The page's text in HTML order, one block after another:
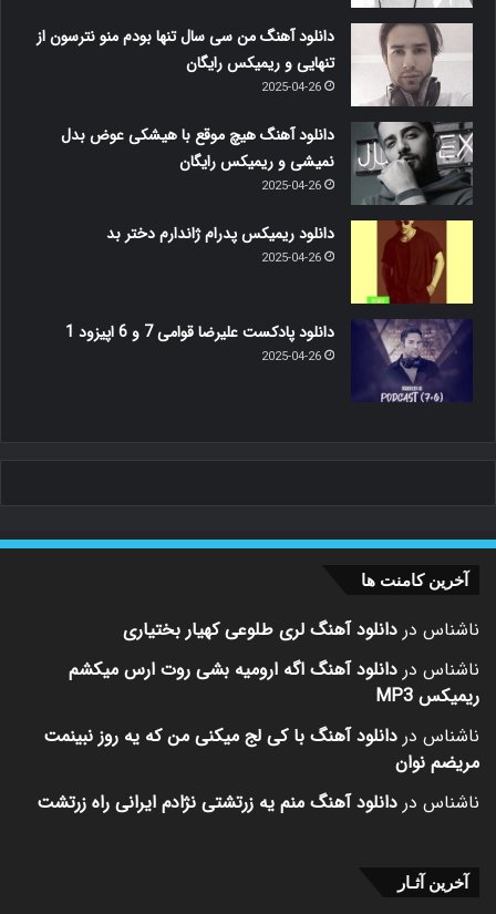
دانلود آهنگ من سی سال تنها بودم منو نترسون از
تنهایی و ریمیکس رایگان
2025-04-26
دانلود آهنگ هیچ موقع با هیشکی عوض بدل
نمیشی و ریمیکس رایگان
2025-04-26
دانلود ریمیکس پدرام ژاندارم دختر بد
2025-04-26
دانلود پادکست علیرضا قوامی 7 و 6 اپیزود 1
2025-04-26
آخرین کامنت ها
ناشناس در دانلود آهنگ لری طلوعی کهیار بختیاری
ناشناس در دانلود آهنگ اگه ارومیه بشی روت ارس میکشم
ریمیکس MP3
ناشناس در دانلود آهنگ با کی لج میکنی من که یه روز نبینمت
مریضم نوان
ناشناس در دانلود آهنگ منم یه زرتشتی نژادم ایرانی راه زرتشت
آخرین آثـار